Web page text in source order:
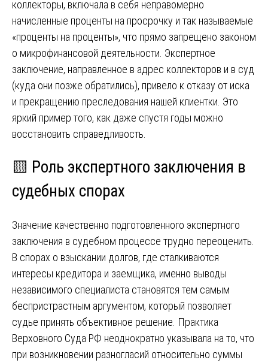
коллекторы, включала в себя неправомерно
начисленные проценты на просрочку и так называемые
«проценты на проценты», что прямо запрещено законом
о микрофинансовой деятельности. Экспертное
заключение, направленное в адрес коллекторов и в суд
(куда они позже обратились), привело к отказу от иска
и прекращению преследования нашей клиентки. Это
яркий пример того, как даже спустя годы можно
восстановить справедливость.
🟨 Роль экспертного заключения в
судебных спорах
Значение качественно подготовленного экспертного
заключения в судебном процессе трудно переоценить.
В спорах о взыскании долгов, где сталкиваются
интересы кредитора и заемщика, именно выводы
независимого специалиста становятся тем самым
беспристрастным аргументом, который позволяет
судье принять объективное решение. Практика
Верховного Суда РФ неоднократно указывала на то, что
при возникновении разногласий относительно суммы